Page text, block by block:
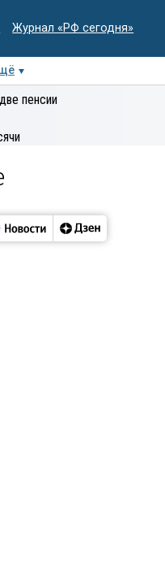
Журнал «РФ сегодня»
Деловая
пенсии